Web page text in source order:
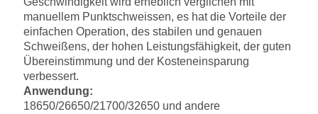
manuellem Punktschweissen, es hat die Vorteile der
einfachen Operation, des stabilen und genauen
Schweißens, der hohen Leistungsfähigkeit, der guten
Übereinstimmung und der Kosteneinsparung
verbessert.
Anwendung:
18650/26650/21700/32650 und andere